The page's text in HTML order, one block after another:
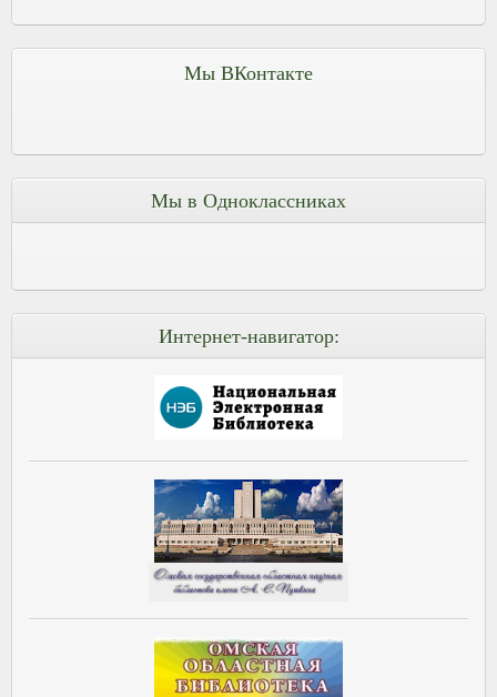
Мы ВКонтакте
Мы в Одноклассниках
Интернет-навигатор: